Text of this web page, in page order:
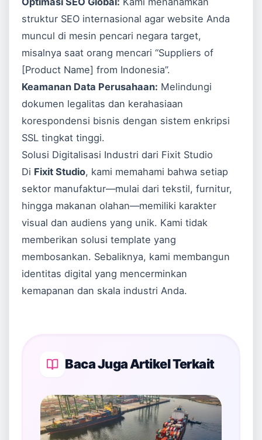
struktur SEO internasional agar website Anda
muncul di mesin pencari negara target,
misalnya saat orang mencari “Suppliers of
[Product Name] from Indonesia”.
Keamanan Data Perusahaan: Melindungi
dokumen legalitas dan kerahasiaan
korespondensi bisnis dengan sistem enkripsi
SSL tingkat tinggi.
Solusi Digitalisasi Industri dari Fixit Studio
Di Fixit Studio, kami memahami bahwa setiap
sektor manufaktur—mulai dari tekstil, furnitur,
hingga makanan olahan—memiliki karakter
visual dan audiens yang unik. Kami tidak
memberikan solusi template yang
membosankan. Sebaliknya, kami membangun
identitas digital yang mencerminkan
kemapanan dan skala industri Anda.
Baca Juga Artikel Terkait